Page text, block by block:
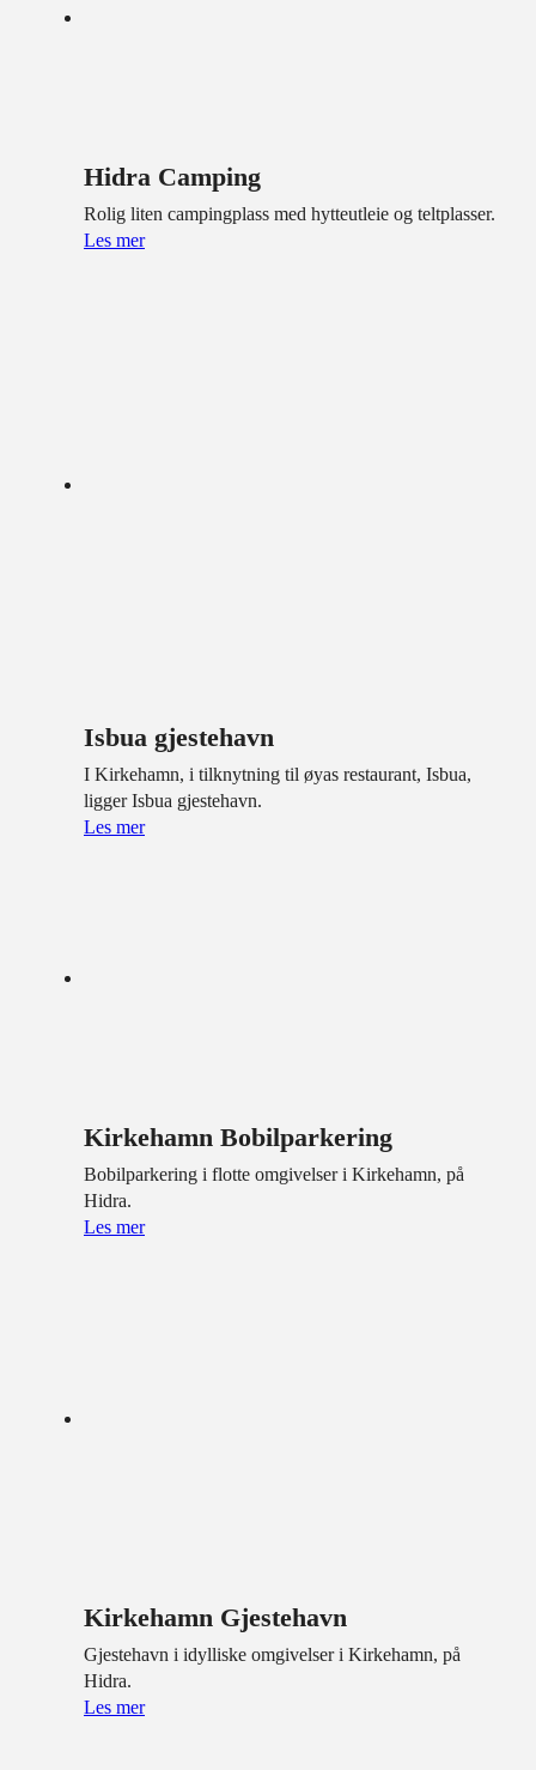
Hidra Camping
Rolig liten campingplass med hytteutleie og teltplasser.
Les mer
Isbua gjestehavn
I Kirkehamn, i tilknytning til øyas restaurant, Isbua,
ligger Isbua gjestehavn.
Les mer
Kirkehamn Bobilparkering
Bobilparkering i flotte omgivelser i Kirkehamn, på
Hidra.
Les mer
Kirkehamn Gjestehavn
Gjestehavn i idylliske omgivelser i Kirkehamn, på
Hidra.
Les mer